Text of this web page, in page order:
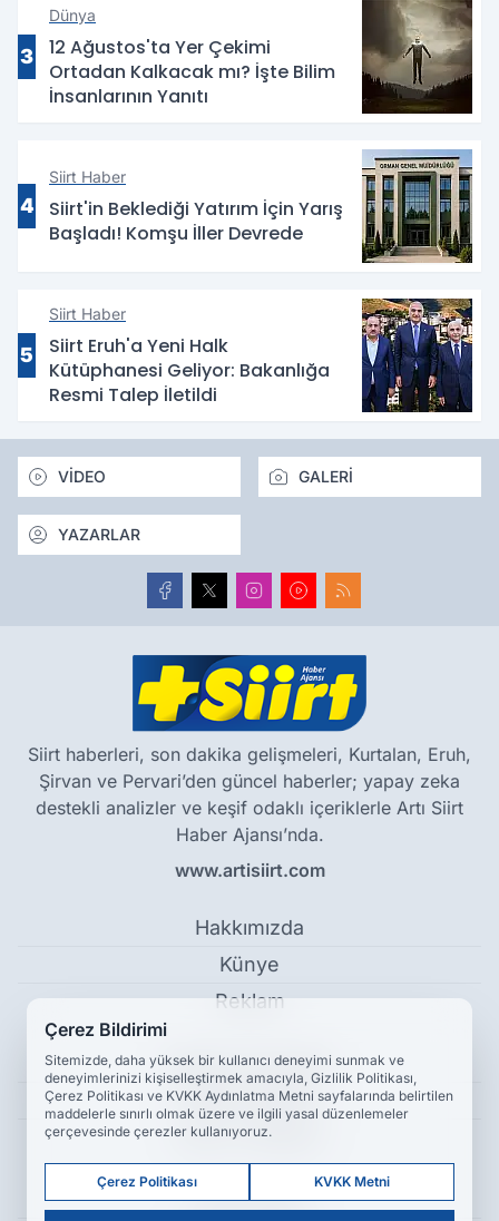
3
Dünya
12 Ağustos'ta Yer Çekimi
Ortadan Kalkacak mı? İşte Bilim
İnsanlarının Yanıtı
4
Siirt Haber
Siirt'in Beklediği Yatırım İçin Yarış
Başladı! Komşu İller Devrede
5
Siirt Haber
Siirt Eruh'a Yeni Halk
Kütüphanesi Geliyor: Bakanlığa
Resmi Talep İletildi
VİDEO GALERİ
YAZARLAR
Siirt haberleri, son dakika gelişmeleri, Kurtalan, Eruh,
Şirvan ve Pervari’den güncel haberler; yapay zeka
destekli analizler ve keşif odaklı içeriklerle Artı Siirt
Haber Ajansı’nda.
www.artisiirt.com
Hakkımızda
Künye
Reklam
Kullanım Koşulları
Gizlilik Politikası
Çerez Politikası
KVKK Metni
Çerez Bildirimi
Sitemizde, daha yüksek bir kullanıcı deneyimi sunmak ve
deneyimlerinizi kişiselleştirmek amacıyla, Gizlilik Politikası,
Çerez Politikası ve KVKK Aydınlatma Metni sayfalarında belirtilen
maddelerle sınırlı olmak üzere ve ilgili yasal düzenlemeler
çerçevesinde çerezler kullanıyoruz.
Çerez Politikası KVKK Metni